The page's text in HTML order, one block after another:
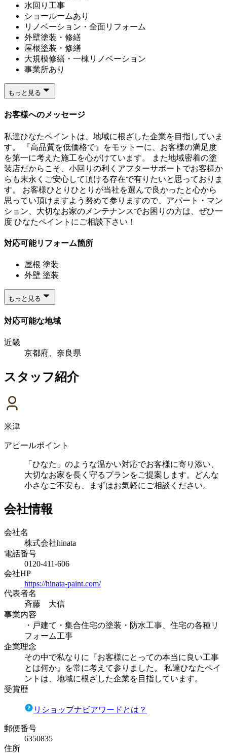
水回り工事
ショールームあり
リノベーション・全面リフォーム
外壁塗装・修繕
屋根塗装・修繕
大規模修繕・一棟リノベーション
事業所あり
もっと見る
お客様へのメッセージ
私達ひなたペイントは、地域に根ざした企業を目指していま
す。 『高品質を低価格で』をモットーに、お客様の満足度
を第一に考えた施工を心がけています。 また地域密着の塗
装店だからこそ、小回りの利くアフターサポートでお客様か
らも末永くご安心して頂ける存在で有りたいと思っておりま
す。 お客様ひとりひとりが当社を選んで良かったと心から
思ってい頂けますよう努めて参りますので、アパート・マン
ション、大切なお家のメンテナンスでお困りの方は、ぜひ一
度 ひなたペイントにご相談下さい！
対応可能リフォーム箇所
屋根 塗装
外壁 塗装
もっと見る
対応可能な地域
近畿
京都府、奈良県
スタッフ紹介
米津
アピールポイント
「ひなた」のような温かい対応でお客様に寄り添い、
大切なお家を長く守るプランをご提案します。どんな
小さなご不安も、まずはお気軽にご相談ください。
会社情報
会社名
株式会社hinata
電話番号
0120-411-606
会社HP
https://hinata-paint.com/
代表者名
斉藤 大信
事業内容
・戸建て・集合住宅の塗装・防水工事、住宅の各種リ
フォーム工事
企業理念
その中で私なりに『お客様にとっての本当に良い工事
とは何か』を常に考えて参りました。 私達ひなたペイ
ントは、地域に根ざした企業を目指しています。
受賞歴
リショップナビアワードとは？
郵便番号
6350835
住所